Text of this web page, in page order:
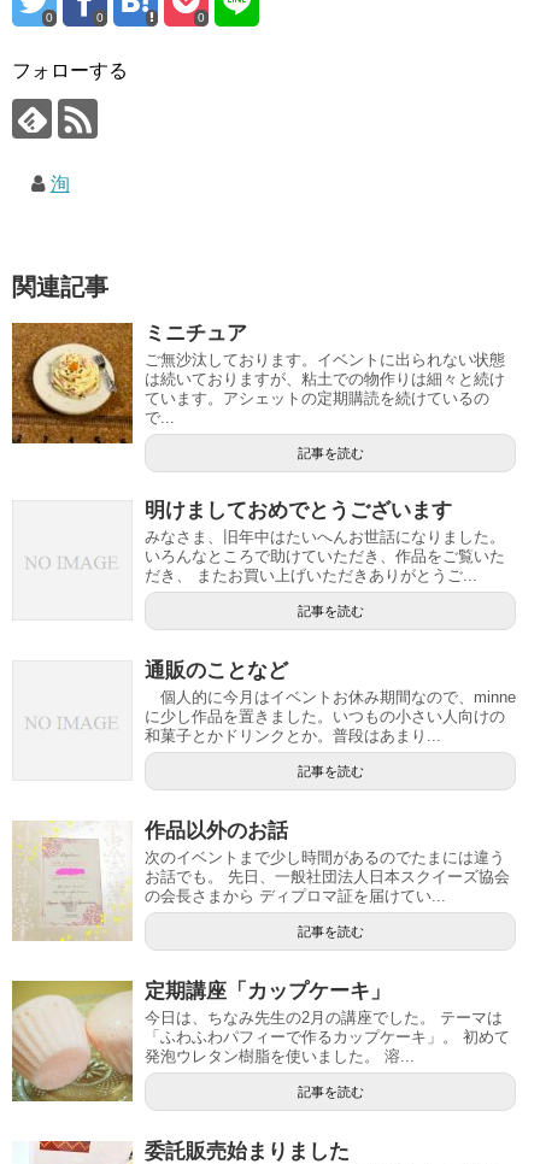
0 0 0
フォローする
洵
関連記事
ミニチュア
ご無沙汰しております。イベントに出られない状態
は続いておりますが、粘土での物作りは細々と続け
ています。アシェットの定期購読を続けているの
で...
記事を読む
明けましておめでとうございます
みなさま、旧年中はたいへんお世話になりました。
いろんなところで助けていただき、作品をご覧いた
だき、 またお買い上げいただきありがとうご...
記事を読む
通販のことなど
個人的に今月はイベントお休み期間なので、minne
に少し作品を置きました。いつもの小さい人向けの
和菓子とかドリンクとか。普段はあまり...
記事を読む
作品以外のお話
次のイベントまで少し時間があるのでたまには違う
お話でも。 先日、一般社団法人日本スクイーズ協会
の会長さまから ディプロマ証を届けてい...
記事を読む
定期講座「カップケーキ」
今日は、ちなみ先生の2月の講座でした。 テーマは
「ふわふわパフィーで作るカップケーキ」。 初めて
発泡ウレタン樹脂を使いました。 溶...
記事を読む
委託販売始まりました